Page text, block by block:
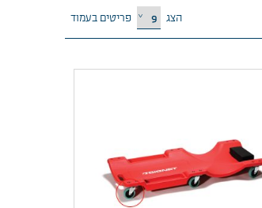
הצג פריטים בעמוד